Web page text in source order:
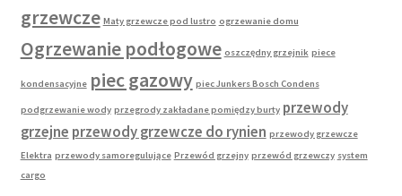
grzewcze Maty grzewcze pod lustro ogrzewanie domu
Ogrzewanie podłogowe oszczędny grzejnik piece
kondensacyjne piec gazowy piec Junkers Bosch Condens
podgrzewanie wody przegrody zakładane pomiędzy burty przewody
grzejne przewody grzewcze do rynien przewody grzewcze
Elektra przewody samoregulujące Przewód grzejny przewód grzewczy system
cargo